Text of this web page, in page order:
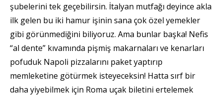
şubelerini tek geçebilirsin. İtalyan mutfağı deyince akla
ilk gelen bu iki hamur işinin sana çok özel yemekler
gibi görünmediğini biliyoruz. Ama bunlar başka! Nefis
“al dente” kıvamında pişmiş makarnaları ve kenarları
pofuduk Napoli pizzalarını paket yaptırıp
memleketine götürmek isteyeceksin! Hatta sırf bir
daha yiyebilmek için Roma uçak biletini ertelemek